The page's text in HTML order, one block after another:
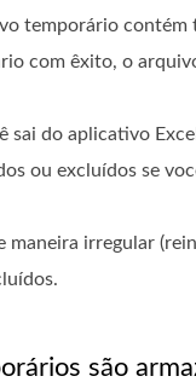
temporário
com êxito, o
sai do aplicativo
ou excluídos se
maneira irregular
são